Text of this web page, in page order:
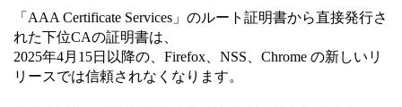
「AAA Certificate Services」のルート証明書から直接発行さ
れた下位CAの証明書は、
2025年4月15日以降の、Firefox、NSS、Chrome の新しいリ
リースでは信頼されなくなります。